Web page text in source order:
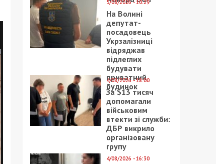
5/08/2026 - 10:29
На Волині
депутат-
посадовець
Укрзалізниці
відряджав
підлеглих
будувати
приватний
будинок
4/08/2026 - 18:00
За $13 тисяч
допомагали
військовим
втекти зі служби:
ДБР викрило
організовану
групу
4/08/2026 - 16:30